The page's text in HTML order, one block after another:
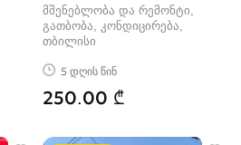
მშენებლობა და რემონტი,
გათბობა, კონდიცირება
თბილისი
5 დღის წინ
250.00 ₾